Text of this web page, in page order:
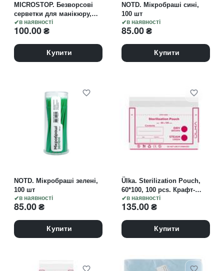
в наявності
MICROSTOP. Безворсові
серветки для манікюру,
325 шт
100.00₴
Купити
в наявності
NOTD. Мікробраші сині,
100 шт
85.00₴
Купити
в наявності
NOTD. Мікробраші зелені,
100 шт
85.00₴
Купити
в наявності
Ülka. Sterilization Pouch,
60*100, 100 pcs. Крафт-
пакети для стерилізації з
індикатором, 60*100, 100
135.00₴
Купити